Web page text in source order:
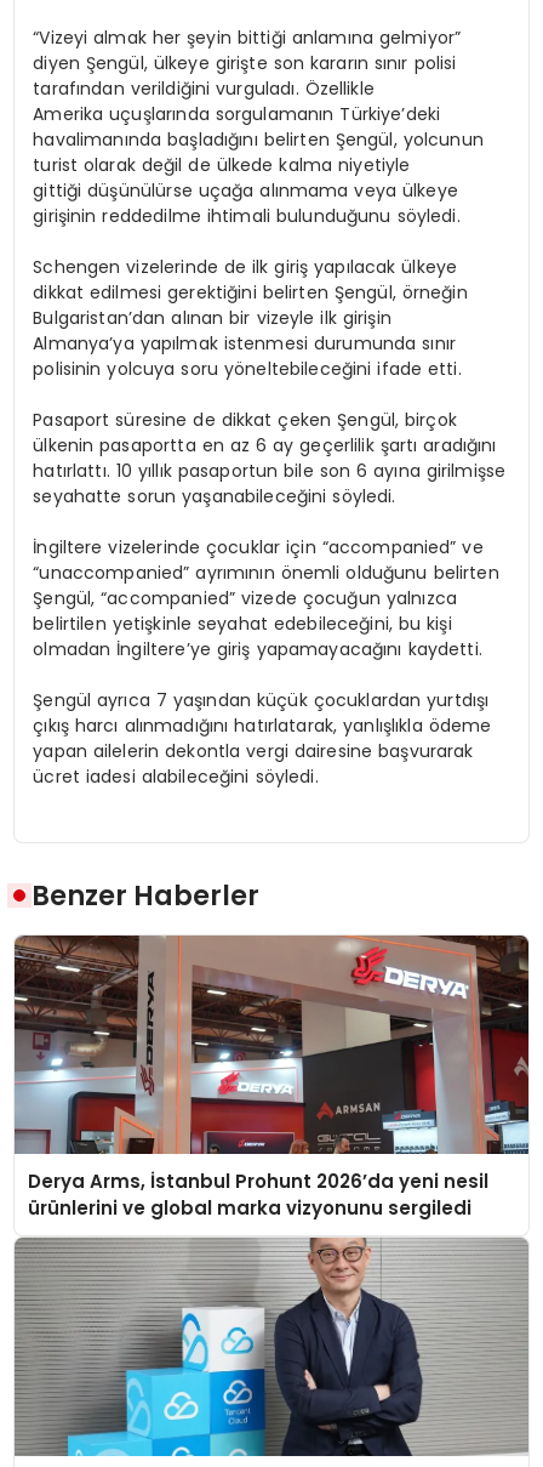
“Vizeyi almak her şeyin bittiği anlamına gelmiyor”
diyen Şengül, ülkeye girişte son kararın sınır polisi
tarafından verildiğini vurguladı. Özellikle
Amerika uçuşlarında sorgulamanın Türkiye’deki
havalimanında başladığını belirten Şengül, yolcunun
turist olarak değil de ülkede kalma niyetiyle
gittiği düşünülürse uçağa alınmama veya ülkeye
girişinin reddedilme ihtimali bulunduğunu söyledi.
Schengen vizelerinde de ilk giriş yapılacak ülkeye
dikkat edilmesi gerektiğini belirten Şengül, örneğin
Bulgaristan’dan alınan bir vizeyle ilk girişin
Almanya’ya yapılmak istenmesi durumunda sınır
polisinin yolcuya soru yöneltebileceğini ifade etti.
Pasaport süresine de dikkat çeken Şengül, birçok
ülkenin pasaportta en az 6 ay geçerlilik şartı aradığını
hatırlattı. 10 yıllık pasaportun bile son 6 ayına girilmişse
seyahatte sorun yaşanabileceğini söyledi.
İngiltere vizelerinde çocuklar için “accompanied” ve
“unaccompanied” ayrımının önemli olduğunu belirten
Şengül, “accompanied” vizede çocuğun yalnızca
belirtilen yetişkinle seyahat edebileceğini, bu kişi
olmadan İngiltere’ye giriş yapamayacağını kaydetti.
Şengül ayrıca 7 yaşından küçük çocuklardan yurtdışı
çıkış harcı alınmadığını hatırlatarak, yanlışlıkla ödeme
yapan ailelerin dekontla vergi dairesine başvurarak
ücret iadesi alabileceğini söyledi.
Benzer Haberler
Derya Arms, İstanbul Prohunt 2026’da yeni nesil
ürünlerini ve global marka vizyonunu sergiledi